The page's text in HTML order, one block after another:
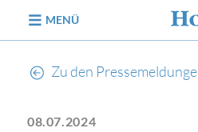
MENÜ
Zu den
08.07.2024